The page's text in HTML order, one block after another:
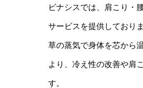
ビナシスでは、肩こり・
サービスを提供しており
草の蒸気で身体を芯から
より、冷え性の改善や肩
す。